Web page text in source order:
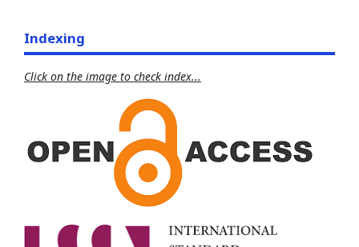
Indexing
Click on the image to check index...